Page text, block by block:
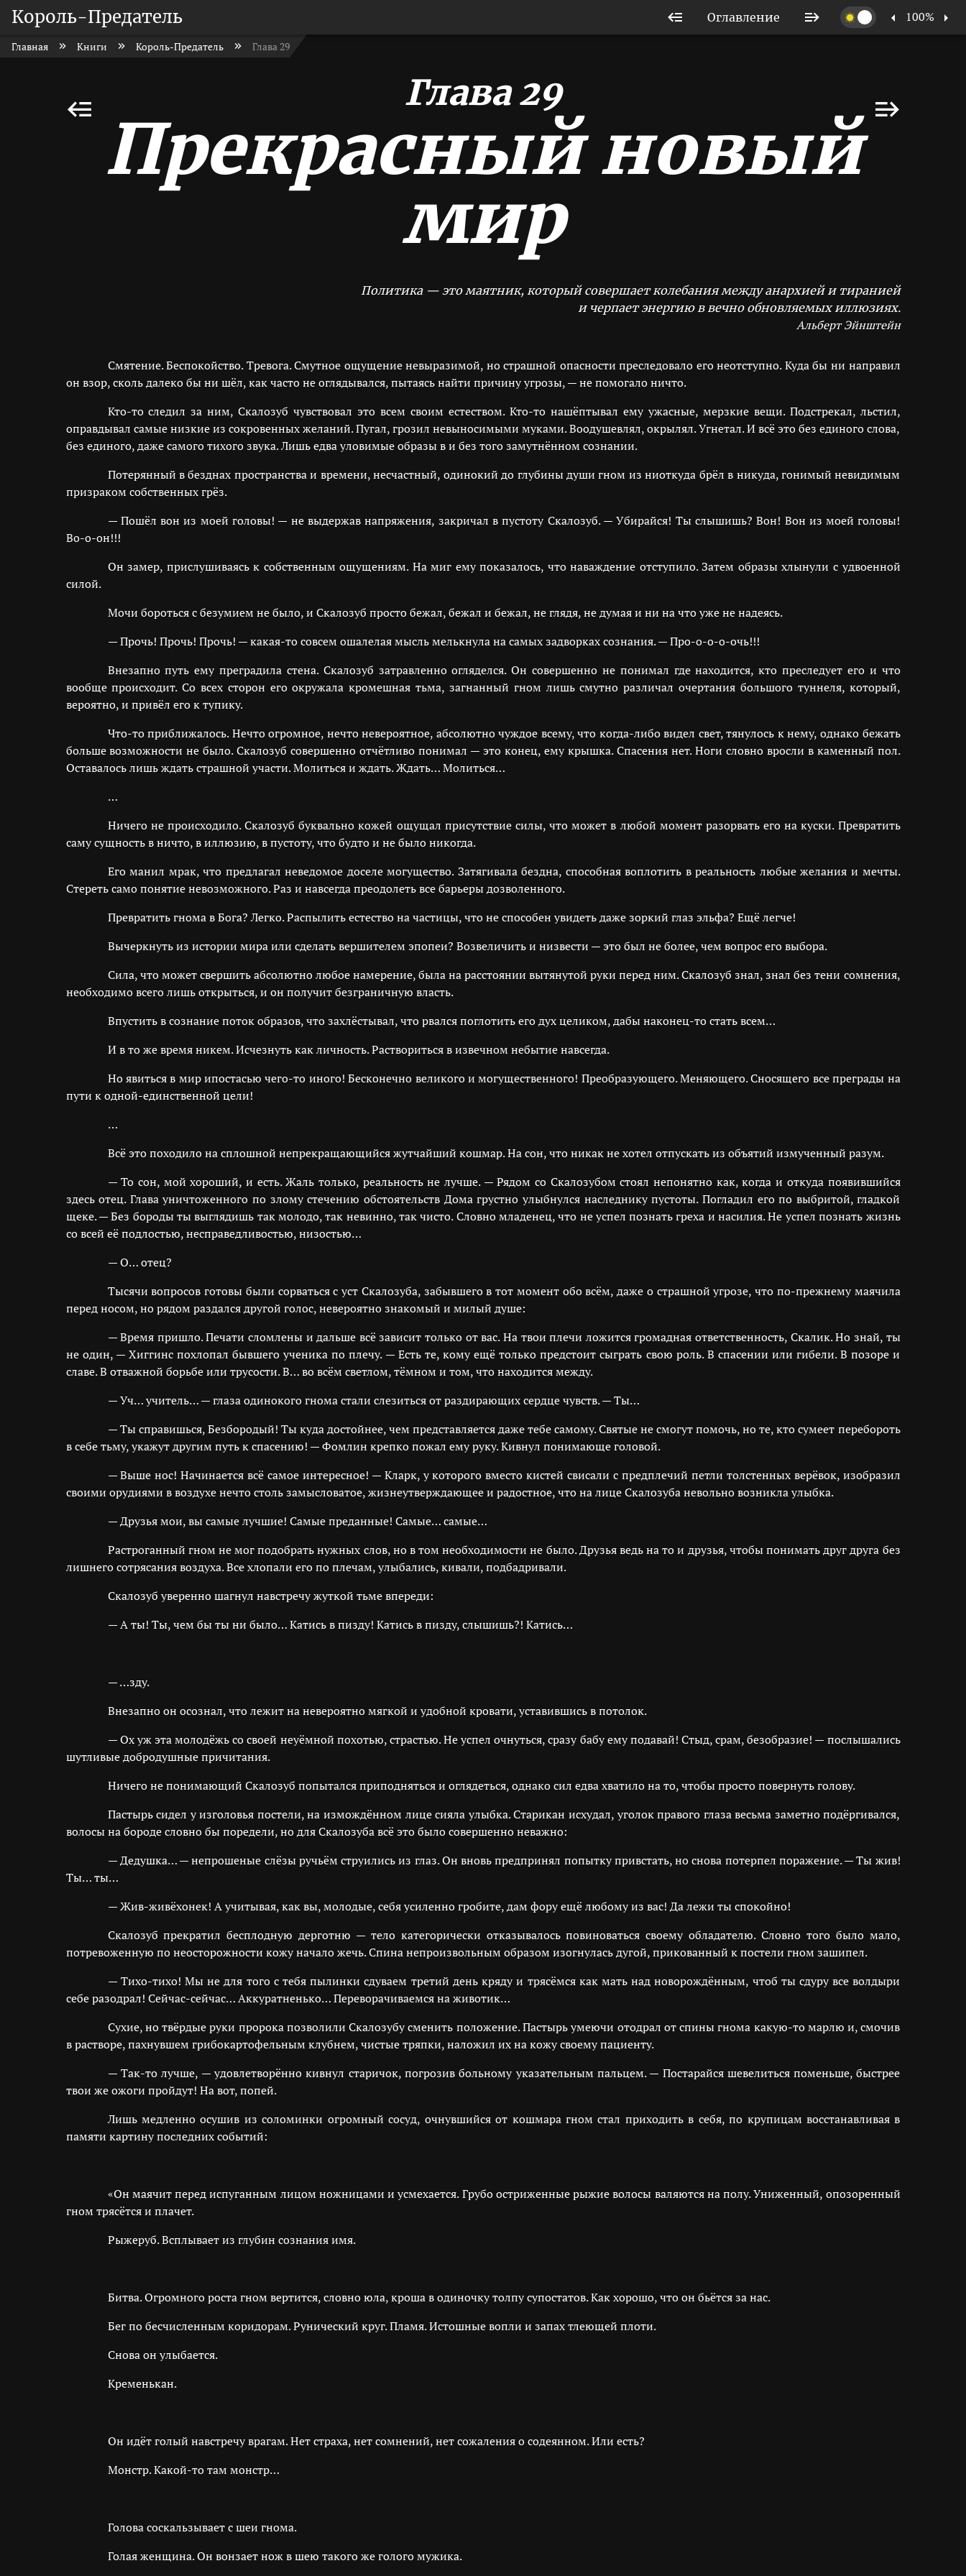
Король-Предатель Оглавление 100%
Главная Книги Король-Предатель Глава 29
Глава 29
Прекрасный новый
мир
Политика — это маятник, который совершает колебания между анархией и тиранией
и черпает энергию в вечно обновляемых иллюзиях.
Альберт Эйнштейн
Смятение. Беспокойство. Тревога. Смутное ощущение невыразимой, но страшной опасности преследовало его неотступно. Куда бы ни направил
он взор, сколь далеко бы ни шёл, как часто не оглядывался, пытаясь найти причину угрозы, — не помогало ничто.
Кто-то следил за ним, Скалозуб чувствовал это всем своим естеством. Кто-то нашёптывал ему ужасные, мерзкие вещи. Подстрекал, льстил,
оправдывал самые низкие из сокровенных желаний. Пугал, грозил невыносимыми муками. Воодушевлял, окрылял. Угнетал. И всё это без единого слова,
без единого, даже самого тихого звука. Лишь едва уловимые образы в и без того замутнённом сознании.
Потерянный в безднах пространства и времени, несчастный, одинокий до глубины души гном из ниоткуда брёл в никуда, гонимый невидимым
призраком собственных грёз.
— Пошёл вон из моей головы! — не выдержав напряжения, закричал в пустоту Скалозуб. — Убирайся! Ты слышишь? Вон! Вон из моей головы!
Во-о-он!!!
Он замер, прислушиваясь к собственным ощущениям. На миг ему показалось, что наваждение отступило. Затем образы хлынули с удвоенной
силой.
Мочи бороться с безумием не было, и Скалозуб просто бежал, бежал и бежал, не глядя, не думая и ни на что уже не надеясь.
— Прочь! Прочь! Прочь! — какая-то совсем ошалелая мысль мелькнула на самых задворках сознания. — Про-о-о-о-очь!!!
Внезапно путь ему преградила стена. Скалозуб затравленно огляделся. Он совершенно не понимал где находится, кто преследует его и что
вообще происходит. Со всех сторон его окружала кромешная тьма, загнанный гном лишь смутно различал очертания большого туннеля, который,
вероятно, и привёл его к тупику.
Что-то приближалось. Нечто огромное, нечто невероятное, абсолютно чуждое всему, что когда-либо видел свет, тянулось к нему, однако бежать
больше возможности не было. Скалозуб совершенно отчётливо понимал — это конец, ему крышка. Спасения нет. Ноги словно вросли в каменный пол.
Оставалось лишь ждать страшной участи. Молиться и ждать. Ждать… Молиться…
…
Ничего не происходило. Скалозуб буквально кожей ощущал присутствие силы, что может в любой момент разорвать его на куски. Превратить
саму сущность в ничто, в иллюзию, в пустоту, что будто и не было никогда.
Его манил мрак, что предлагал неведомое доселе могущество. Затягивала бездна, способная воплотить в реальность любые желания и мечты.
Стереть само понятие невозможного. Раз и навсегда преодолеть все барьеры дозволенного.
Превратить гнома в Бога? Легко. Распылить естество на частицы, что не способен увидеть даже зоркий глаз эльфа? Ещё легче!
Вычеркнуть из истории мира или сделать вершителем эпопеи? Возвеличить и низвести — это был не более, чем вопрос его выбора.
Сила, что может свершить абсолютно любое намерение, была на расстоянии вытянутой руки перед ним. Скалозуб знал, знал без тени сомнения,
необходимо всего лишь открыться, и он получит безграничную власть.
Впустить в сознание поток образов, что захлёстывал, что рвался поглотить его дух целиком, дабы наконец-то стать всем…
И в то же время никем. Исчезнуть как личность. Раствориться в извечном небытие навсегда.
Но явиться в мир ипостасью чего-то иного! Бесконечно великого и могущественного! Преобразующего. Меняющего. Сносящего все преграды на
пути к одной-единственной цели!
…
Всё это походило на сплошной непрекращающийся жутчайший кошмар. На сон, что никак не хотел отпускать из объятий измученный разум.
— То сон, мой хороший, и есть. Жаль только, реальность не лучше. — Рядом со Скалозубом стоял непонятно как, когда и откуда появившийся
здесь отец. Глава уничтоженного по злому стечению обстоятельств Дома грустно улыбнулся наследнику пустоты. Погладил его по выбритой, гладкой
щеке. — Без бороды ты выглядишь так молодо, так невинно, так чисто. Словно младенец, что не успел познать греха и насилия. Не успел познать жизнь
со всей её подлостью, несправедливостью, низостью…
— О… отец?
Тысячи вопросов готовы были сорваться с уст Скалозуба, забывшего в тот момент обо всём, даже о страшной угрозе, что по-прежнему маячила
перед носом, но рядом раздался другой голос, невероятно знакомый и милый душе:
— Время пришло. Печати сломлены и дальше всё зависит только от вас. На твои плечи ложится громадная ответственность, Скалик. Но знай, ты
не один, — Хиггинс похлопал бывшего ученика по плечу. — Есть те, кому ещё только предстоит сыграть свою роль. В спасении или гибели. В позоре и
славе. В отважной борьбе или трусости. В… во всём светлом, тёмном и том, что находится между.
— Уч… учитель… — глаза одинокого гнома стали слезиться от раздирающих сердце чувств. — Ты…
— Ты справишься, Безбородый! Ты куда достойнее, чем представляется даже тебе самому. Святые не смогут помочь, но те, кто сумеет перебороть
в себе тьму, укажут другим путь к спасению! — Фомлин крепко пожал ему руку. Кивнул понимающе головой.
— Выше нос! Начинается всё самое интересное! — Кларк, у которого вместо кистей свисали с предплечий петли толстенных верёвок, изобразил
своими орудиями в воздухе нечто столь замысловатое, жизнеутверждающее и радостное, что на лице Скалозуба невольно возникла улыбка.
— Друзья мои, вы самые лучшие! Самые преданные! Самые… самые…
Растроганный гном не мог подобрать нужных слов, но в том необходимости не было. Друзья ведь на то и друзья, чтобы понимать друг друга без
лишнего сотрясания воздуха. Все хлопали его по плечам, улыбались, кивали, подбадривали.
Скалозуб уверенно шагнул навстречу жуткой тьме впереди:
— А ты! Ты, чем бы ты ни было… Катись в пизду! Катись в пизду, слышишь?! Катись…
— …зду.
Внезапно он осознал, что лежит на невероятно мягкой и удобной кровати, уставившись в потолок.
— Ох уж эта молодёжь со своей неуёмной похотью, страстью. Не успел очнуться, сразу бабу ему подавай! Стыд, срам, безобразие! — послышались
шутливые добродушные причитания.
Ничего не понимающий Скалозуб попытался приподняться и оглядеться, однако сил едва хватило на то, чтобы просто повернуть голову.
Пастырь сидел у изголовья постели, на измождённом лице сияла улыбка. Старикан исхудал, уголок правого глаза весьма заметно подёргивался,
волосы на бороде словно бы поредели, но для Скалозуба всё это было совершенно неважно:
— Дедушка… — непрошеные слёзы ручьём струились из глаз. Он вновь предпринял попытку привстать, но снова потерпел поражение. — Ты жив!
Ты… ты…
— Жив-живёхонек! А учитывая, как вы, молодые, себя усиленно гробите, дам фору ещё любому из вас! Да лежи ты спокойно!
Скалозуб прекратил бесплодную дерготню — тело категорически отказывалось повиноваться своему обладателю. Словно того было мало,
потревоженную по неосторожности кожу начало жечь. Спина непроизвольным образом изогнулась дугой, прикованный к постели гном зашипел.
— Тихо-тихо! Мы не для того с тебя пылинки сдуваем третий день кряду и трясёмся как мать над новорождённым, чтоб ты сдуру все волдыри
себе разодрал! Сейчас-сейчас… Аккуратненько… Переворачиваемся на животик…
Сухие, но твёрдые руки пророка позволили Скалозубу сменить положение. Пастырь умеючи отодрал от спины гнома какую-то марлю и, смочив
в растворе, пахнувшем грибокартофельным клубнем, чистые тряпки, наложил их на кожу своему пациенту.
— Так-то лучше, — удовлетворённо кивнул старичок, погрозив больному указательным пальцем. — Постарайся шевелиться поменьше, быстрее
твои же ожоги пройдут! На вот, попей.
Лишь медленно осушив из соломинки огромный сосуд, очнувшийся от кошмара гном стал приходить в себя, по крупицам восстанавливая в
памяти картину последних событий:
«Он маячит перед испуганным лицом ножницами и усмехается. Грубо остриженные рыжие волосы валяются на полу. Униженный, опозоренный
гном трясётся и плачет.
Рыжеруб. Всплывает из глубин сознания имя.
Битва. Огромного роста гном вертится, словно юла, кроша в одиночку толпу супостатов. Как хорошо, что он бьётся за нас.
Бег по бесчисленным коридорам. Рунический круг. Пламя. Истошные вопли и запах тлеющей плоти.
Снова он улыбается.
Кременькан.
Он идёт голый навстречу врагам. Нет страха, нет сомнений, нет сожаления о содеянном. Или есть?
Монстр. Какой-то там монстр…
Голова соскальзывает с шеи гнома.
Голая женщина. Он вонзает нож в шею такого же голого мужика.